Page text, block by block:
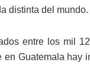
distinta del mundo.
entre los mil
Guatemala hay